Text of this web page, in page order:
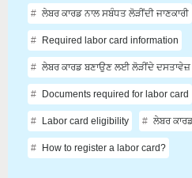
ਲੇਬਰ ਕਾਰਡ ਨਾਲ ਸਬੰਧਤ ਲੋੜੀਂਦੀ ਜਾਣਕਾਰੀ
Required labor card information
ਲੇਬਰ ਕਾਰਡ ਬਣਾਉਣ ਲਈ ਲੋੜੀਂਦੇ ਦਸਤਾਵੇਜ਼
Documents required for labor card
Labor card eligibility ਲੇਬਰ
How to register a labor card?